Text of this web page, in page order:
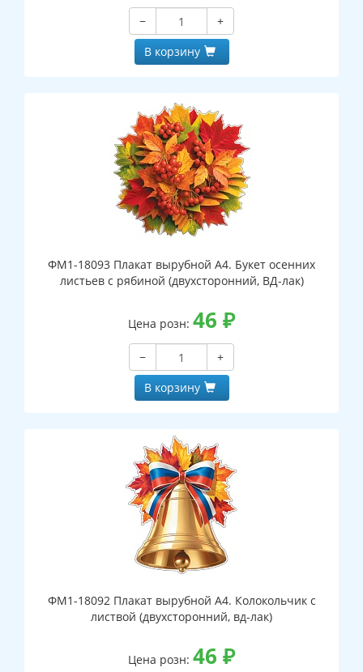
−
+
В корзину
ФМ1-18093 Плакат вырубной А4. Букет осенних
листьев с рябиной (двухсторонний, ВД-лак)
Цена розн: 46 ₽
−
+
В корзину
ФМ1-18092 Плакат вырубной А4. Колокольчик с
листвой (двухсторонний, вд-лак)
Цена розн: 46 ₽